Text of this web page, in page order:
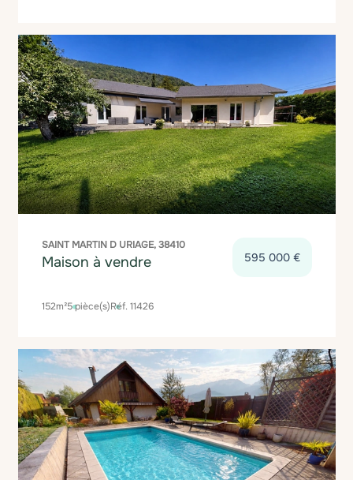
SAINT MARTIN D URIAGE, 38410
Maison à vendre 595 000 €
152m²5 pièce(s)Réf. 11426